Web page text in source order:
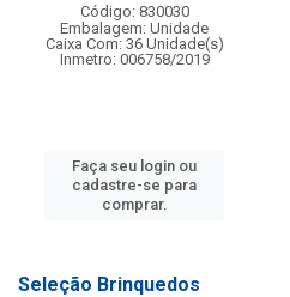
Código: 830030
Embalagem: Unidade
Caixa Com: 36 Unidade(s)
Inmetro: 006758/2019
Faça seu login ou
cadastre-se para
comprar.
Seleção Brinquedos